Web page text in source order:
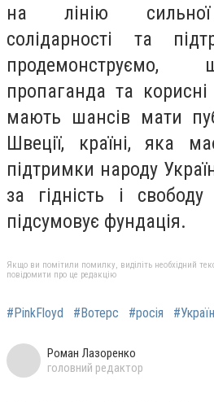
на лінію сильної
солідарності та
продемонструємо,
пропаганда та корисні
мають шансів мати
Швеції, країні, яка
підтримки народу
за гідність і
підсумовує фундація.
Якщо ви помітили помилку, виділіть необхідний
повідомити про це редакцію
#PinkFloyd #Вотерс #росія
Роман Лазоренко
головний редактор